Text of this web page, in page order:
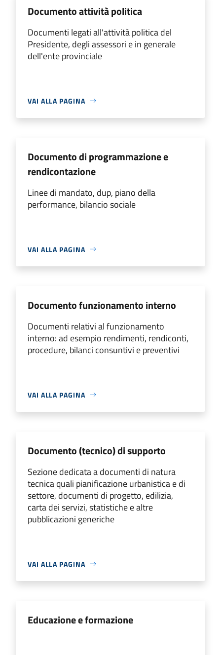
Documento attività politica
Documenti legati all'attività politica del
Presidente, degli assessori e in generale
dell'ente provinciale
VAI ALLA PAGINA
Documento di programmazione e
rendicontazione
Linee di mandato, dup, piano della
performance, bilancio sociale
VAI ALLA PAGINA
Documento funzionamento interno
Documenti relativi al funzionamento
interno: ad esempio rendimenti, rendiconti,
procedure, bilanci consuntivi e preventivi
VAI ALLA PAGINA
Documento (tecnico) di supporto
Sezione dedicata a documenti di natura
tecnica quali pianificazione urbanistica e di
settore, documenti di progetto, edilizia,
carta dei servizi, statistiche e altre
pubblicazioni generiche
VAI ALLA PAGINA
Educazione e formazione